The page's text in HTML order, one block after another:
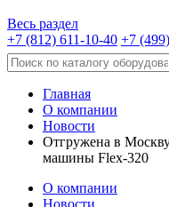
Весь раздел
+7 (812) 611-10-40 +7
Главная
О компании
Новости
Отгружена в
машины Flex-320
О компании
Новости